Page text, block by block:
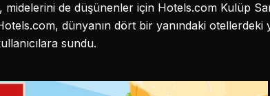
midelerini de düşünenler için Hotels.com Kulüp
dünyanın dört bir yanındaki otellerdeki
sundu.